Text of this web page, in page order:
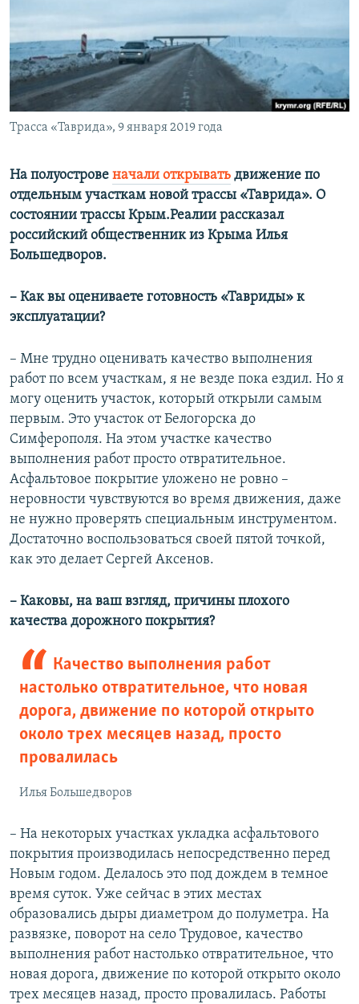
ПОБЕДИТЕЛЕЙ НЕ СУДЯТ?
КРЫМ.НЕПОКОРЕННЫЙ
ELIFBE
УКРАИНСКАЯ ПРОБЛЕМА КРЫМА
Все сайты RFE/RL
Трасса «Таврида», 9 января 2019 года
На полуострове начали открывать движение по
отдельным участкам новой трассы «Таврида». О
состоянии трассы Крым.Реалии рассказал
российский общественник из Крыма Илья
Большедворов.
– Как вы оцениваете готовность «Тавриды» к
эксплуатации?
– Мне трудно оценивать качество выполнения
работ по всем участкам, я не везде пока ездил. Но я
могу оценить участок, который открыли самым
первым. Это участок от Белогорска до
Симферополя. На этом участке качество
выполнения работ просто отвратительное.
Асфальтовое покрытие уложено не ровно –
неровности чувствуются во время движения, даже
не нужно проверять специальным инструментом.
Достаточно воспользоваться своей пятой точкой,
как это делает Сергей Аксенов.
– Каковы, на ваш взгляд, причины плохого
качества дорожного покрытия?
Качество выполнения работ
настолько отвратительное, что новая
дорога, движение по которой открыто
около трех месяцев назад, просто
провалилась
Илья Большедворов
– На некоторых участках укладка асфальтового
покрытия производилась непосредственно перед
Новым годом. Делалось это под дождем в темное
время суток. Уже сейчас в этих местах
образовались дыры диаметром до полуметра. На
развязке, поворот на село Трудовое, качество
выполнения работ настолько отвратительное, что
новая дорога, движение по которой открыто около
трех месяцев назад, просто провалилась. Работы